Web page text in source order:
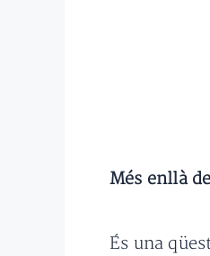
Més enllà
És una